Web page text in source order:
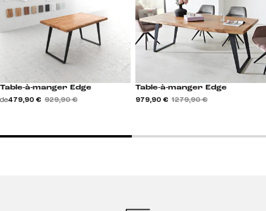
Table-à-manger Edge
de479,90 € 929,90 €
Table-à-manger Edge
979,90 € 1 279,90 €